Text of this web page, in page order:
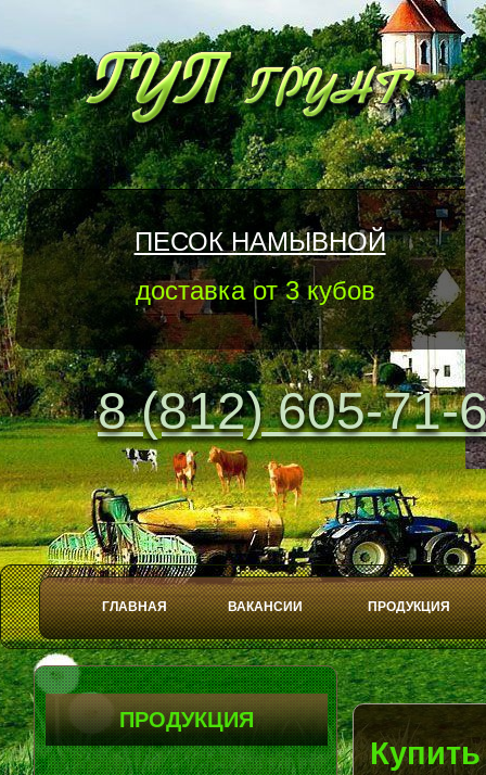
8 (812) 605-71-
ГЛАВНАЯ ВАКАНСИИ ПРОДУКЦИЯ
ПЕСОК НАМЫВНОЙ
доставка от 3 кубов
Play
Stop
ПРОДУКЦИЯ